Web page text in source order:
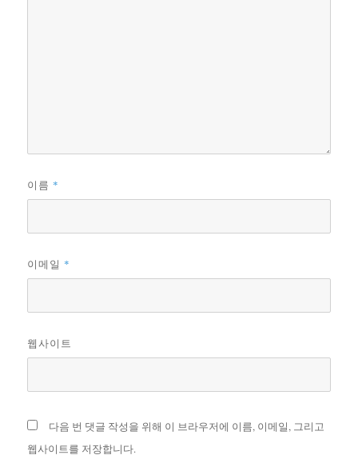
이름 *
이메일 *
웹사이트
다음 번 댓글 작성을 위해 이 브라우저에 이름, 이메일, 그리고
웹사이트를 저장합니다.